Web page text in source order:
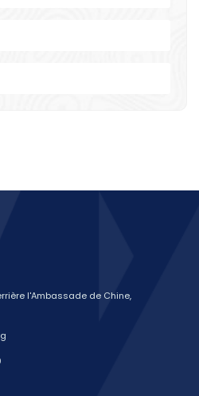
l'Ambassade de Chine,